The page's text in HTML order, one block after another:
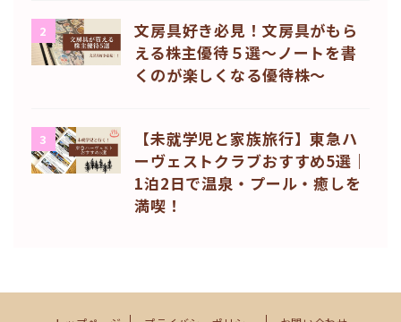
2
文房具好き必見！文房具がもら
える株主優待５選〜ノートを書
くのが楽しくなる優待株〜
3
【未就学児と家族旅行】東急ハ
ーヴェストクラブおすすめ5選｜
1泊2日で温泉・プール・癒しを
満喫！